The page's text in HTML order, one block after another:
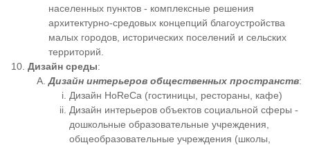
населенных пунктов - комплексные решения
архитектурно-средовых концепций благоустройства
малых городов, исторических поселений и сельских
территорий.
Дизайн среды:
Дизайн интерьеров общественных пространств:
Дизайн HoReCa (гостиницы, рестораны, кафе)
Дизайн интерьеров объектов социальной сферы -
дошкольные образовательные учреждения,
общеобразовательные учреждения (школы,